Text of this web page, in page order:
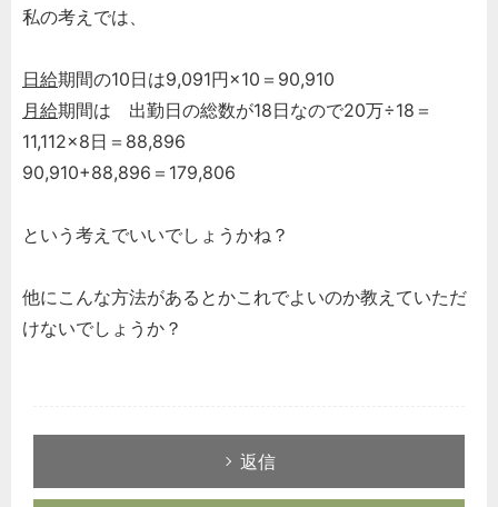
私の考えでは、
日給期間の10日は9,091円×10＝90,910
月給期間は 出勤日の総数が18日なので20万÷18＝
11,112×8日＝88,896
90,910+88,896＝179,806
という考えでいいでしょうかね？
他にこんな方法があるとかこれでよいのか教えていただ
けないでしょうか？
返信